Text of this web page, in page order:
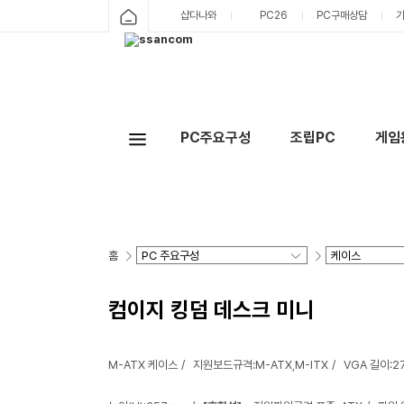
샵다나와 PC26 PC구매상담
PC주요구성 조립PC 게
홈
컴이지 킹덤 데스크 미니
M-ATX 케이스 지원보드규격:M-ATX,M-ITX VGA 길이